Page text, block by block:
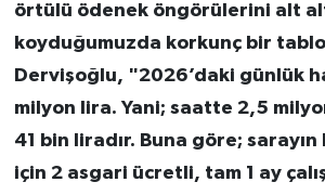
örtülü ödenek öngörülerini alt
koyduğumuzda korkunç bir tablo
Dervişoğlu, "2026’daki günlük
milyon lira. Yani; saatte 2,5
41 bin liradır. Buna göre;
için 2 asgari ücretli, tam 1 ay